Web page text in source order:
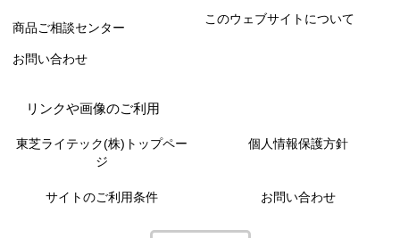
商品ご相談センター
このウェブサイトについて
お問い合わせ
リンクや画像のご利用
東芝ライテック(株)トップペー
ジ
個人情報保護方針
サイトのご利用条件 お問い合わせ